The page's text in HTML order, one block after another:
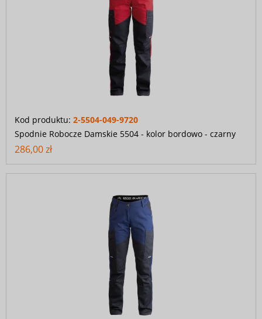
Kod produktu: 2-5504-049-9720
Spodnie Robocze Damskie 5504 - kolor bordowo - czarny
286,00 zł